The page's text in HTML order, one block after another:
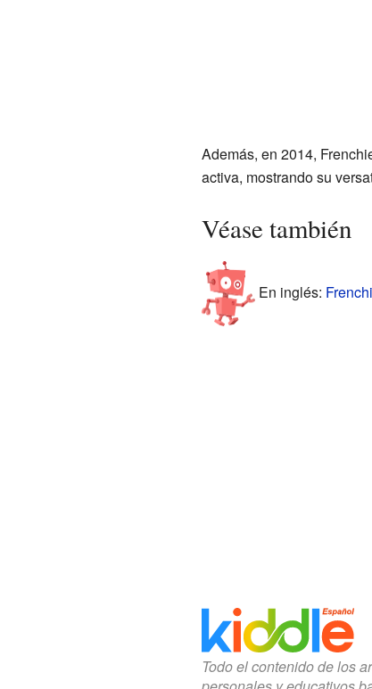
Además, en 2014,
activa, mostrando su
Véase también
En inglés:
Todo el contenido de los